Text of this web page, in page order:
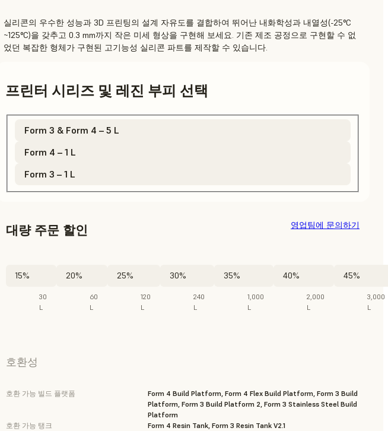
실리콘의 우수한 성능과 3D 프린팅의 설계 자유도를 결합하여 뛰어난 내화학성과 내열성(-25°C
~125°C)을 갖추고 0.3 mm까지 작은 미세 형상을 구현해 보세요. 기존 제조 공정으로 구현할 수 없
었던 복잡한 형체가 구현된 고기능성 실리콘 파트를 제작할 수 있습니다.
프린터 시리즈 및 레진 부피 선택
Form 3 & Form 4 – 5 L
Form 4 – 1 L
Form 3 – 1 L
대량 주문 할인
15%
30
L
20%
60
L
25%
120
L
30%
240
L
35%
1,000
L
40%
2,000
L
45%
3,000
L
영업팀에 문의하기
호환성
호환 가능 빌드 플랫폼
Form 4 Build Platform, Form 4 Flex Build Platform, Form 3 Build
Platform, Form 3 Build Platform 2, Form 3 Stainless Steel Build
Platform
호환 가능 탱크
Form 4 Resin Tank, Form 3 Resin Tank V2.1